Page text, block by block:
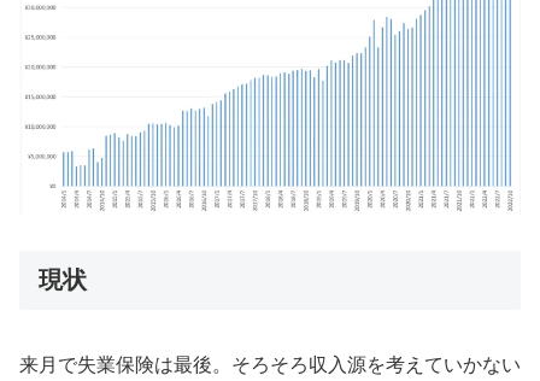
現状
来月で失業保険は最後。そろそろ収入源を考えていかない